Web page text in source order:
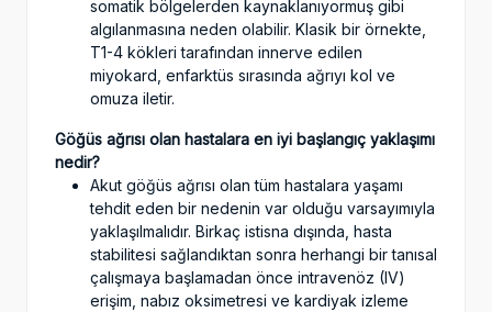
somatik bölgelerden kaynaklanıyormuş gibi
algılanmasına neden olabilir. Klasik bir örnekte,
T1-4 kökleri tarafından innerve edilen
miyokard, enfarktüs sırasında ağrıyı kol ve
omuza iletir.
Göğüs ağrısı olan hastalara en iyi başlangıç ​​yaklaşımı
nedir?
Akut göğüs ağrısı olan tüm hastalara yaşamı
tehdit eden bir nedenin var olduğu varsayımıyla
yaklaşılmalıdır. Birkaç istisna dışında, hasta
stabilitesi sağlandıktan sonra herhangi bir tanısal
çalışmaya başlamadan önce intravenöz (IV)
erişim, nabız oksimetresi ve kardiyak izleme